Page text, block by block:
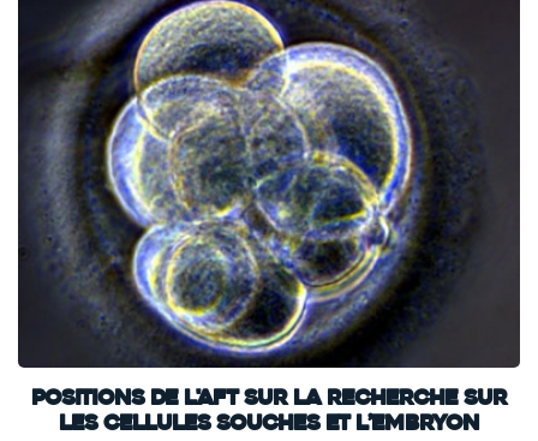
Positions de l'AFT sur la recherche sur
les cellules souches et l’embryon